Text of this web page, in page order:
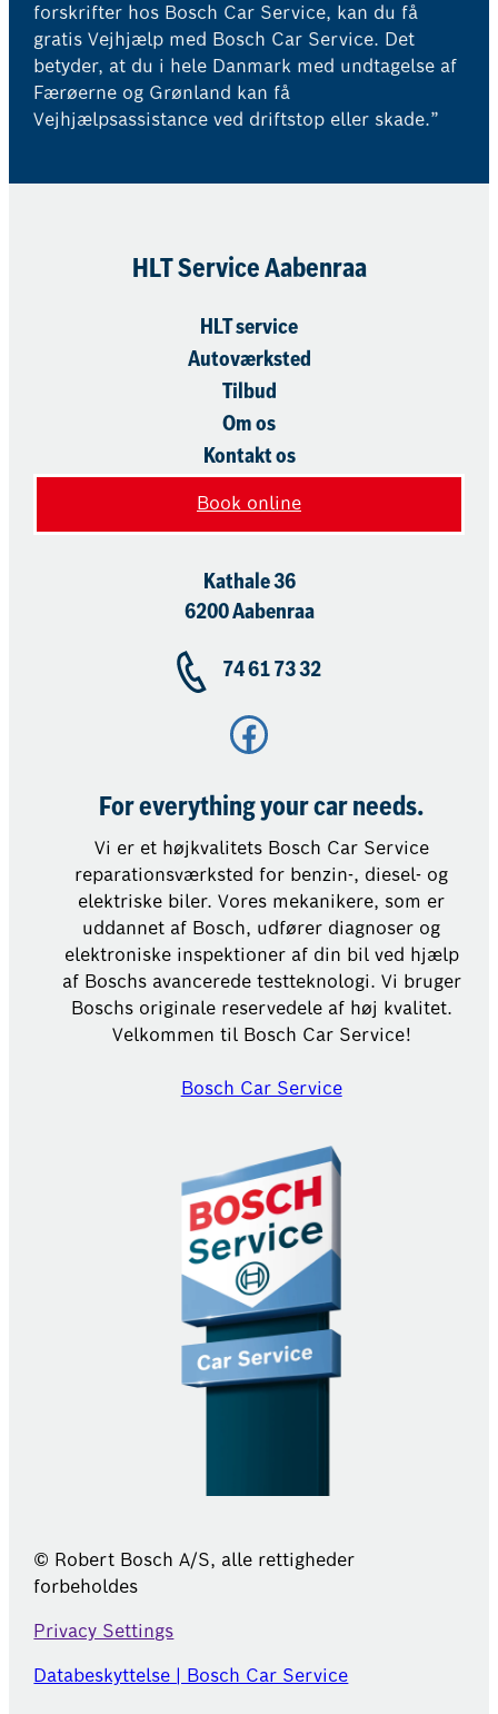
forskrifter hos Bosch Car Service, kan du få
gratis Vejhjælp med Bosch Car Service. Det
betyder, at du i hele Danmark med undtagelse af
Færøerne og Grønland kan få
Vejhjælpsassistance ved driftstop eller skade.”
HLT Service Aabenraa​
HLT service
Autoværksted
Tilbud
Om os
Kontakt os
Book online
Kathale 36
6200 Aabenraa
74 61 73 32
Facebook
For everything your car needs.
Vi er et højkvalitets Bosch Car Service
reparationsværksted for benzin-, diesel- og
elektriske biler. Vores mekanikere, som er
uddannet af Bosch, udfører diagnoser og
elektroniske inspektioner af din bil ved hjælp
af Boschs avancerede testteknologi. Vi bruger
Boschs originale reservedele af høj kvalitet.
Velkommen til Bosch Car Service!
Bosch Car Service
© Robert Bosch A/S, alle rettigheder
forbeholdes
Privacy Settings
Databeskyttelse | Bosch Car Service